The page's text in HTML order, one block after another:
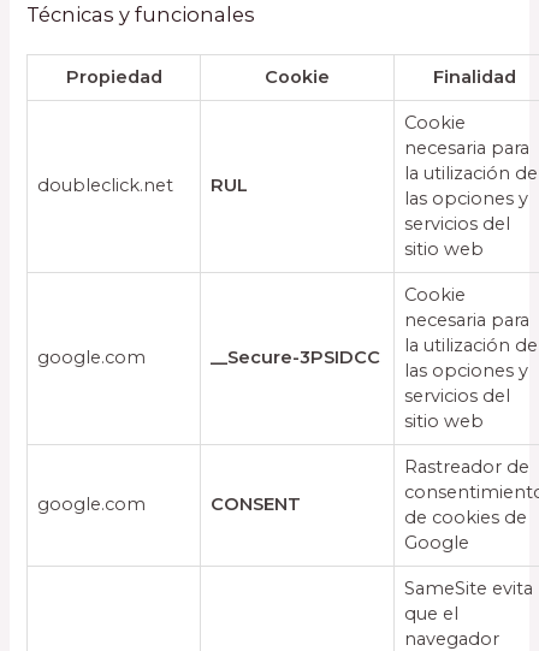
Técnicas y funcionales
Propiedad Cookie Finalidad
doubleclick.net RUL
Cookie
necesaria para
la utilización de
las opciones y
servicios del
sitio web
google.com __Secure-3PSIDCC
Cookie
necesaria para
la utilización de
las opciones y
servicios del
sitio web
google.com CONSENT
Rastreador de
de cookies de
Google
SameSite evita
que el
navegador